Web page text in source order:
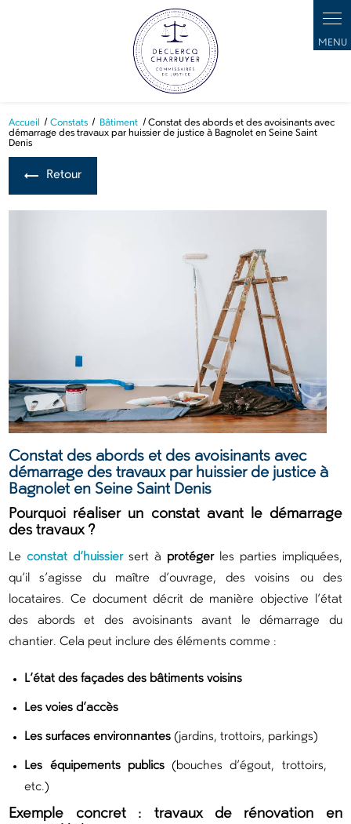
Accueil Constats Bâtiment
Constat des abords et des avoisinants avec
démarrage des travaux par huissier de justice à Bagnolet en Seine Saint
Denis
Retour
Constat des abords et des avoisinants avec
démarrage des travaux par huissier de justice à
Bagnolet en Seine Saint Denis
Pourquoi réaliser un constat avant le démarrage
des travaux ?
Leconstat d’huissiersert à protégerles parties impliquées,
qu’il s’agisse du maître d’ouvrage, des voisins ou des
locataires. Ce document décrit de manière objective l’état
des abords et des avoisinants avant le démarrage du
chantier. Cela peut inclure des éléments comme :
L’état des façades des bâtiments voisins
Les voies d’accès
Les surfaces environnantes (jardins, trottoirs, parkings)
Les équipements publics(bouches d’égout, trottoirs,
etc.)
Exemple concret : travaux de rénovation en
Panneau de gestion des cookies